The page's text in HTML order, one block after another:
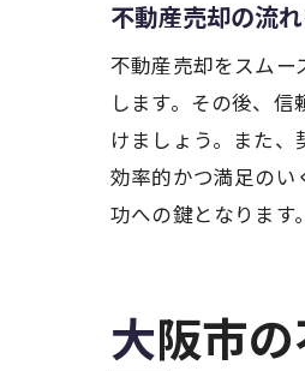
不動産売却の流
不動産売却をスムー
します。その後、
けましょう。また、
効率的かつ満足の
功への鍵となります。
大阪市